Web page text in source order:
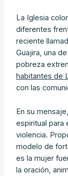
La Iglesia
diferentes
reciente
Guajira, una
pobreza
habitantes de
con las
En su
espiritual para
violencia.
modelo de
es la mujer
la oración,